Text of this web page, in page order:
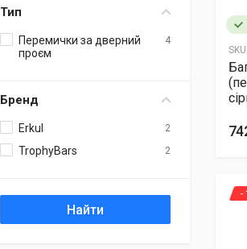
Тип
Перемички за дверний
проєм
4
Бренд
Erkul 2
TrophyBars 2
Найти
SKU:
-